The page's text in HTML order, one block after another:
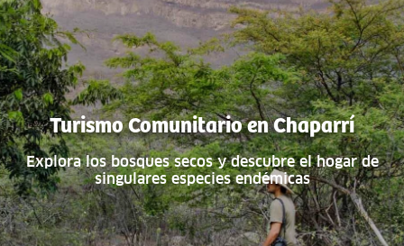
Turismo Comunitario en Chaparrí
Explora los bosques secos y descubre el hogar de
singulares especies endémicas